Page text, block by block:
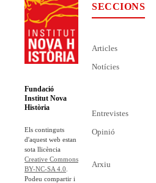
Fundació
Institut Nova
Història
Els continguts
d'aquest web estan
sota llicència
Creative Commons
BY-NC-SA 4.0
Podeu compartir i
SECCIONS
Articles
Notícies
Entrevistes
Opinió
Arxiu